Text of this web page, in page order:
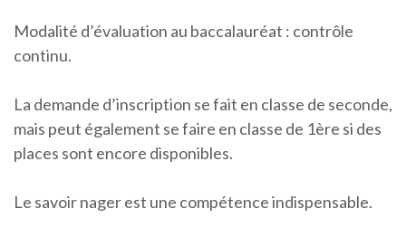
Modalité d’évaluation au baccalauréat : contrôle
continu.
La demande d’inscription se fait en classe de seconde,
mais peut également se faire en classe de 1ère si des
places sont encore disponibles.
Le savoir nager est une compétence indispensable.